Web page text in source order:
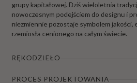
grupy kapitałowej. Dziś wieloletnia
nowoczesnym podejściem do designu i
niezmiennie pozostaje symbolem jakości,
rzemiosła cenionego na całym świecie.
RĘKODZIEŁO
PROCES PROJEKTOWANIA